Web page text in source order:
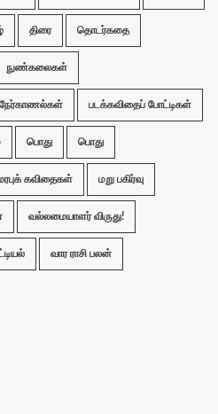
திரை தொடர்கதை
நுண்கலைகள்
நேர்காணல்கள் படக்கவிதைப் போட்டிகள்
பொது பொது
கவிதைகள் மறு பகிர்வு
வல்லமையாளர் விருது!
வார ராசி பலன்